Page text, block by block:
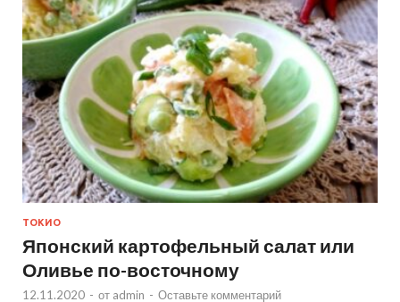
ТОКИО
Японский картофельный салат или
Оливье по-восточному
12.11.2020 - от admin - Оставьте комментарий